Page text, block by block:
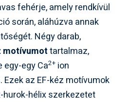
fehérje, amely rendkívül
során, aláhúzva annak
Négy darab,
motívumottartalmaz,
egy-egy Ca2+ ion
az EF-kéz motívumok
hurok-hélix szerkezetet